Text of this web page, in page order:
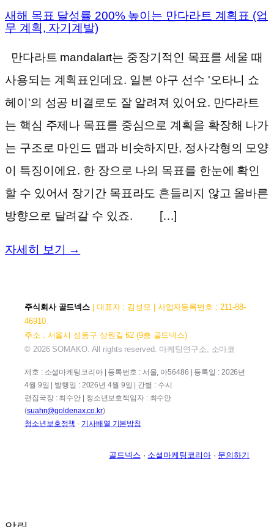
새해 목표 달성률 200% 높이는 만다라트 계획표 (업
무 계획, 자기계발)
만다라트 mandalart는 중장기적인 목표를 세울 때
사용되는 계획표인데요. 일본 야구 선수 '오타니 쇼
헤이'의 성공 비결로도 잘 알려져 있어요. 만다라트
는 핵심 주제나 목표를 중심으로 계획을 확장해 나가
는 구조로 마인드 맵과 비슷하지만, 정사각형의 모양
이 특징이에요. 한 장으로 나의 목표를 한눈에 확인
할 수 있어서 장기간 목표라도 흔들리지 않고 올바른
방향으로 달려갈 수 있죠. […]
자세히 보기 →
주식회사 골드넥스 | 대표자 : 김성모 | 사업자등록번호 : 211-88-
46910
주소 : 서울시 성동구 상원길 62 (9층 골드넥스)
© 2026 SOMAKO. All rights reserved. 마케팅연구소, 소마코
제호 : 소셜마케팅코리아 | 등록번호 : 서울, 아56486 | 등록일 : 2026년
4월 9일 | 발행일 : 2026년 4월 9일 | 간별 : 수시
편집국장 : 최수안 | 청소년보호책임자 : 최수안
(suahn@goldenax.co.kr)
청소년보호정책 · 기사배열 기본방침
골드넥스 · 소셜마케팅코리아· 문의하기